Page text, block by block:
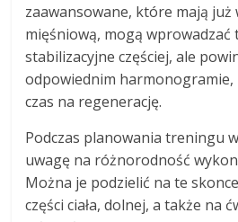
zaawansowane, które mają
mięśniową, mogą wprowadzać
stabilizacyjne częściej, ale
odpowiednim
czas na regenerację.
Podczas planowania treningu
uwagę na różnorodność
Można je podzielić na te
części ciała, dolnej, a także na